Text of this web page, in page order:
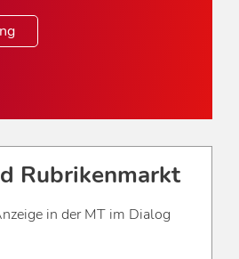
Rubrikenmarkt
in der MT im Dialog